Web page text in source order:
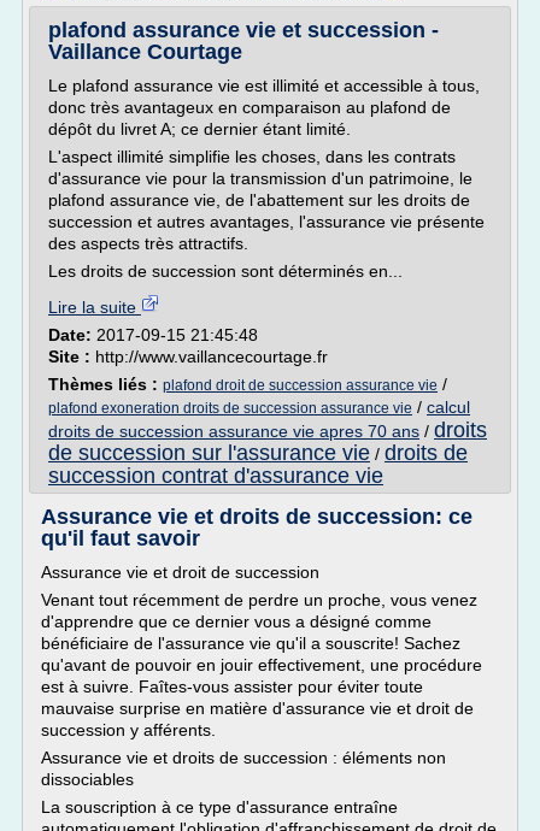
plafond assurance vie et succession -
Vaillance Courtage
Le plafond assurance vie est illimité et accessible à tous,
donc très avantageux en comparaison au plafond de
dépôt du livret A; ce dernier étant limité.
L'aspect illimité simplifie les choses, dans les contrats
d'assurance vie pour la transmission d'un patrimoine, le
plafond assurance vie, de l'abattement sur les droits de
succession et autres avantages, l'assurance vie présente
des aspects très attractifs.
Les droits de succession sont déterminés en...
Lire la suite
Date: 2017-09-15 21:45:48
Site : http://www.vaillancecourtage.fr
Thèmes liés : plafond droit de succession assurance vie /
plafond exoneration droits de succession assurance vie / calcul
droits de succession assurance vie apres 70 ans / droits
de succession sur l'assurance vie / droits de
succession contrat d'assurance vie
Assurance vie et droits de succession: ce
qu'il faut savoir
Assurance vie et droit de succession
Venant tout récemment de perdre un proche, vous venez
d'apprendre que ce dernier vous a désigné comme
bénéficiaire de l'assurance vie qu'il a souscrite! Sachez
qu'avant de pouvoir en jouir effectivement, une procédure
est à suivre. Faîtes-vous assister pour éviter toute
mauvaise surprise en matière d'assurance vie et droit de
succession y afférents.
Assurance vie et droits de succession : éléments non
dissociables
La souscription à ce type d'assurance entraîne